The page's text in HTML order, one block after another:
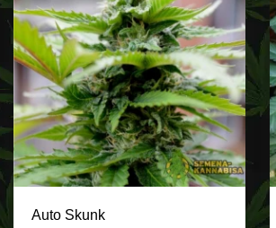
Auto Skunk